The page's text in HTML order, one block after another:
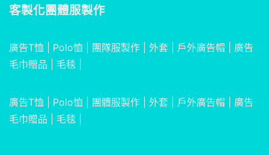
客製化團體服製作
廣告T恤 Polo恤 團隊服製作 外套 戶外廣告帽
廣告
毛巾贈品
毛毯
廣告T恤 Polo恤 團體服製作 外套 戶外廣告帽
廣告
毛巾贈品
毛毯